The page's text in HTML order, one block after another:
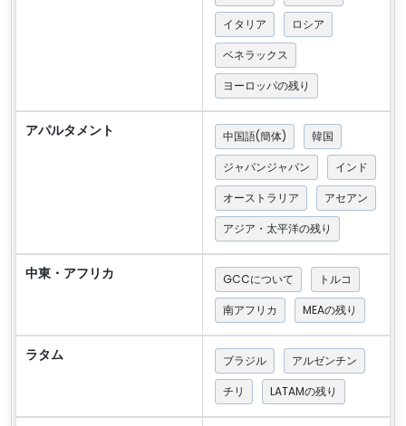
イタリア
ロシア
ベネラックス
ヨーロッパの残り
アパルタメント 中国語(簡体)
韓国
ジャパンジャパン
インド
オーストラリア
アセアン
アジア・太平洋の残り
中東・アフリカ GCCについて
トルコ
南アフリカ
MEAの残り
ラタム ブラジル
アルゼンチン
チリ
LATAMの残り